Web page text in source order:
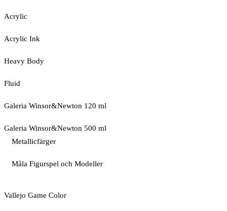
Acrylic
Acrylic Ink
Heavy Body
Fluid
Galeria Winsor&Newton 120 ml
Galeria Winsor&Newton 500 ml
Metallicfärger
Måla Figurspel och Modeller
Vallejo Game Color